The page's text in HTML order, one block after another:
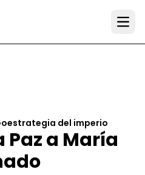
del imperio
Paz a María